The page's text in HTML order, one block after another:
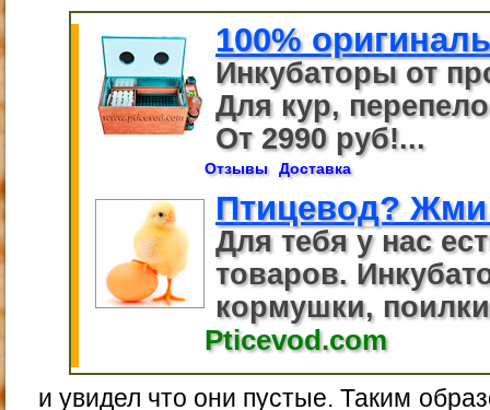
100%
Инкубаторы от
Для кур,
От 2990 руб!...
Отзывы Доставка
Птицевод?
Для тебя у нас
товаров.
кормушки,
Pticevod.com
и увидел что они пустые. Таким